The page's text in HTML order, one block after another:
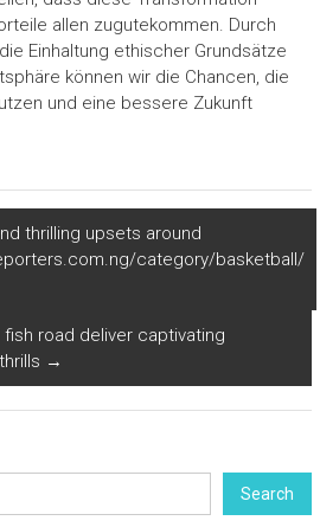
allen zugutekommen. Durch
Einhaltung ethischer Grundsätze
können wir die Chancen, die
und eine bessere Zukunft
thrilling upsets around
category/basketball/
road deliver captivating
→
Search